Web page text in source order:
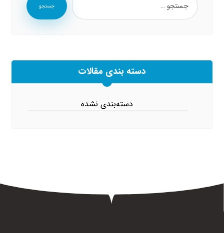
جستجو
دسته بندی مقالات
دسته‌بندی نشده